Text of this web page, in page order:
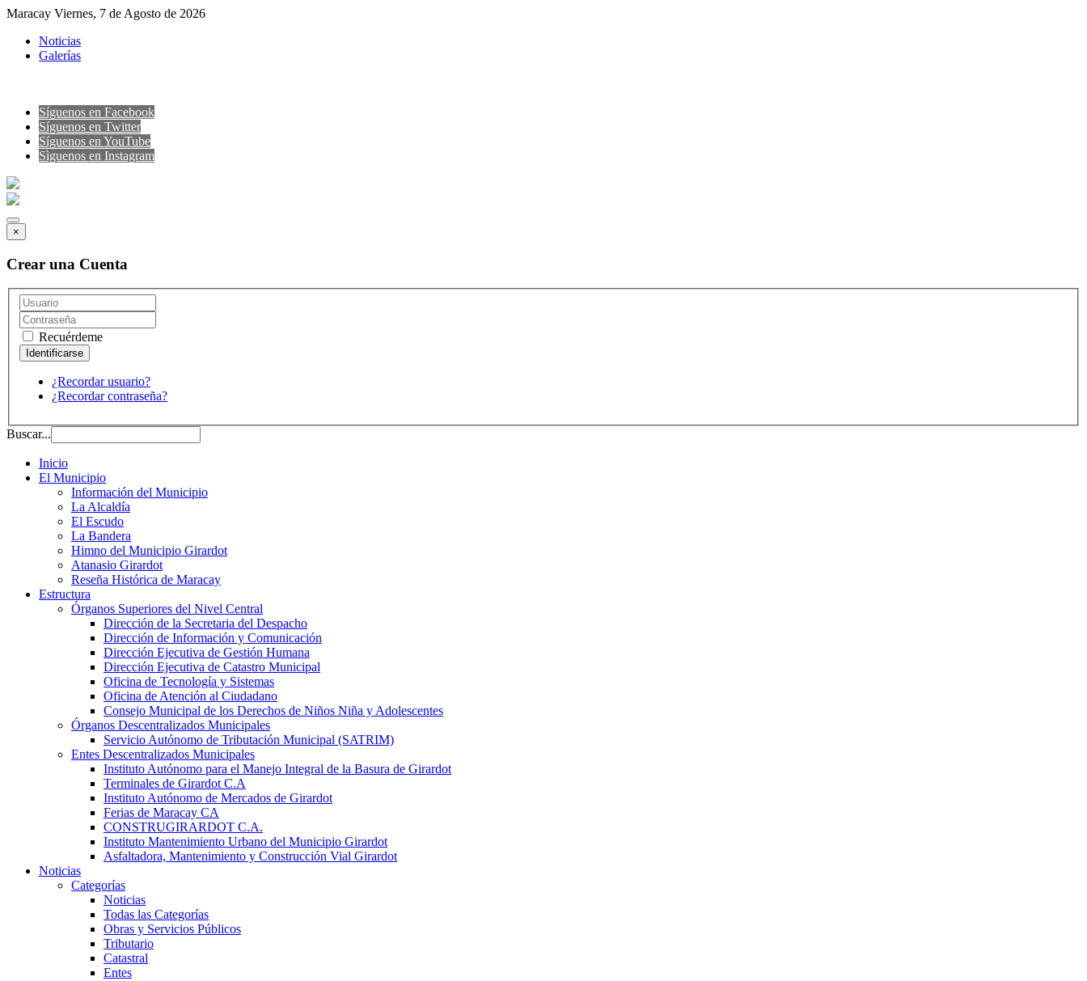
Maracay Viernes, 7 de Agosto de 2026
Noticias
Galerías
Síguenos en Facebook
Síguenos en Twitter
Síguenos en YouTube
Sìguenos en Instagram
×
Crear una Cuenta
Recuérdeme
¿Recordar usuario?
¿Recordar contraseña?
Buscar...
Inicio
El Municipio
Información del Municipio
La Alcaldía
El Escudo
La Bandera
Himno del Municipio Girardot
Atanasio Girardot
Reseña Histórica de Maracay
Estructura
Órganos Superiores del Nivel Central
Dirección de la Secretaria del Despacho
Dirección de Información y Comunicación
Dirección Ejecutiva de Gestión Humana
Dirección Ejecutiva de Catastro Municipal
Oficina de Tecnología y Sistemas
Oficina de Atención al Ciudadano
Consejo Municipal de los Derechos de Niños Niña y Adolescentes
Órganos Descentralizados Municipales
Servicio Autónomo de Tributación Municipal (SATRIM)
Entes Descentralizados Municipales
Instituto Autónomo para el Manejo Integral de la Basura de Girardot
Terminales de Girardot C.A
Instituto Autónomo de Mercados de Girardot
Ferias de Maracay CA
CONSTRUGIRARDOT C.A.
Instituto Mantenimiento Urbano del Municipio Girardot
Asfaltadora, Mantenimiento y Construcción Vial Girardot
Noticias
Categorías
Noticias
Todas las Categorías
Obras y Servicios Públicos
Tributario
Catastral
Entes